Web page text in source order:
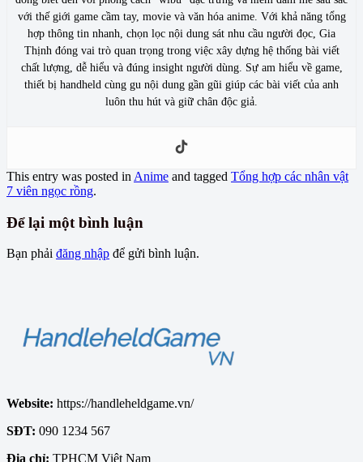
với thế giới game cầm tay, movie và văn hóa anime. Với khả năng tổng
hợp thông tin nhanh, chọn lọc nội dung sát nhu cầu người đọc, Gia
Thịnh đóng vai trò quan trọng trong việc xây dựng hệ thống bài viết
chất lượng, dễ hiểu và đúng insight người dùng. Sự am hiểu về game,
thiết bị handheld cùng gu nội dung gần gũi giúp các bài viết của anh
luôn thu hút và giữ chân độc giả.
This entry was posted in Anime and tagged Tổng hợp các nhân vật
7 viên ngọc rồng.
Để lại một bình luận
Bạn phải đăng nhập để gửi bình luận.
Website: https://handleheldgame.vn/
SĐT: 090 1234 567
Địa chỉ: TPHCM Việt Nam